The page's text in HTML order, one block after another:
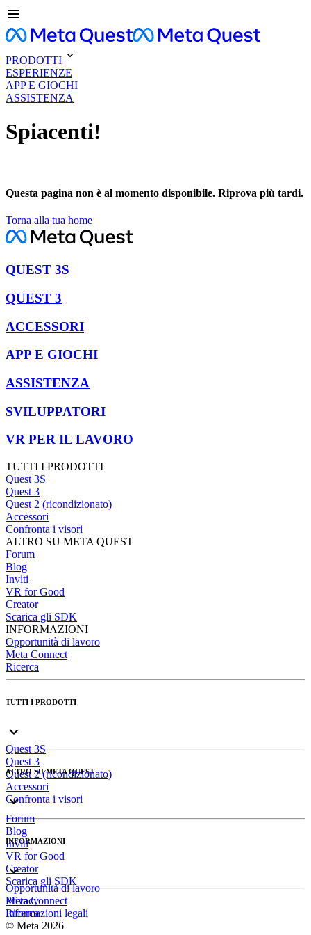
PRODOTTI
ESPERIENZE
APP E GIOCHI
ASSISTENZA
Spiacenti!
Questa pagina non è al momento disponibile. Riprova più tardi.
Torna alla tua home
QUEST 3S
QUEST 3
ACCESSORI
APP E GIOCHI
ASSISTENZA
SVILUPPATORI
VR PER IL LAVORO
TUTTI I PRODOTTI
Quest 3S
Quest 3
Quest 2 (ricondizionato)
Accessori
Confronta i visori
ALTRO SU META QUEST
Forum
Blog
Inviti
VR for Good
Creator
Scarica gli SDK
INFORMAZIONI
Opportunità di lavoro
Meta Connect
Ricerca
TUTTI I PRODOTTI
Quest 3S
Quest 3
Quest 2 (ricondizionato)
Accessori
Confronta i visori
ALTRO SU META QUEST
Forum
Blog
Inviti
VR for Good
Creator
Scarica gli SDK
INFORMAZIONI
Opportunità di lavoro
Meta Connect
Ricerca
Privacy
Informazioni legali
© Meta 2026